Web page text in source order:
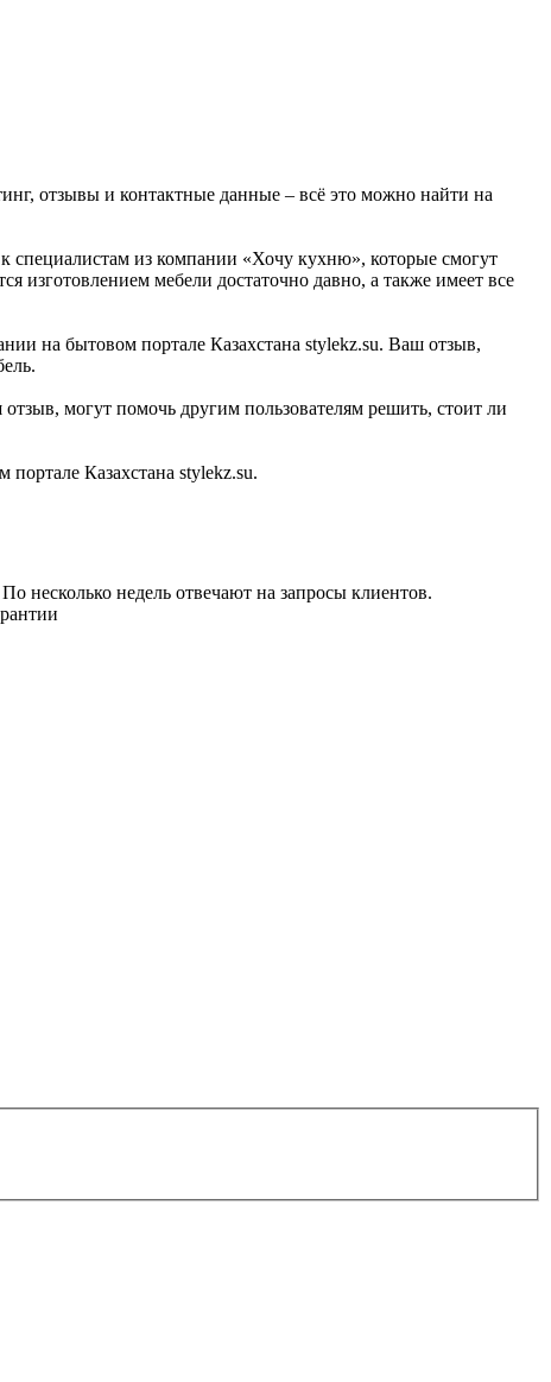
отзывы и контактные данные – всё это можно найти на
специалистам из компании «Хочу кухню», которые смогут
изготовлением мебели достаточно давно, а также имеет все
на бытовом портале Казахстана stylekz.su. Ваш отзыв,
могут помочь другим пользователям решить, стоит ли
Казахстана stylekz.su.
несколько недель отвечают на запросы клиентов.